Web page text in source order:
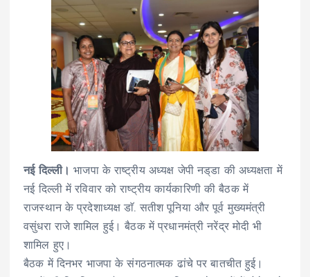
नई दिल्ली।भाजपा के राष्ट्रीय अध्यक्ष जेपी नड्‌डा की अध्यक्षता में
नई दिल्ली में रविवार को राष्ट्रीय कार्यकारिणी की बैठक में
राजस्थान के प्रदेशाध्यक्ष डाॅ. सतीश पूनिया और पूर्व मुख्यमंत्री
वसुंधरा राजे शामिल हुई। बैठक में प्रधानमंत्री नरेंद्र मोदी भी
शामिल हुए।
बैठक में दिनभर भाजपा के संगठनात्मक ढांचे पर बातचीत हुई।